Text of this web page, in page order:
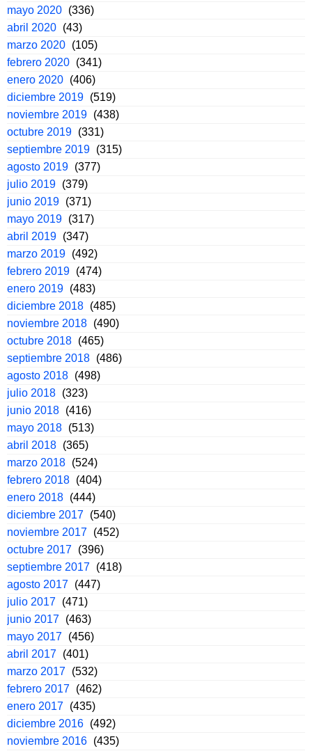
mayo 2020 (336)
abril 2020 (43)
marzo 2020 (105)
febrero 2020 (341)
enero 2020 (406)
diciembre 2019 (519)
noviembre 2019 (438)
octubre 2019 (331)
septiembre 2019 (315)
agosto 2019 (377)
julio 2019 (379)
junio 2019 (371)
mayo 2019 (317)
abril 2019 (347)
marzo 2019 (492)
febrero 2019 (474)
enero 2019 (483)
diciembre 2018 (485)
noviembre 2018 (490)
octubre 2018 (465)
septiembre 2018 (486)
agosto 2018 (498)
julio 2018 (323)
junio 2018 (416)
mayo 2018 (513)
abril 2018 (365)
marzo 2018 (524)
febrero 2018 (404)
enero 2018 (444)
diciembre 2017 (540)
noviembre 2017 (452)
octubre 2017 (396)
septiembre 2017 (418)
agosto 2017 (447)
julio 2017 (471)
junio 2017 (463)
mayo 2017 (456)
abril 2017 (401)
marzo 2017 (532)
febrero 2017 (462)
enero 2017 (435)
diciembre 2016 (492)
noviembre 2016 (435)